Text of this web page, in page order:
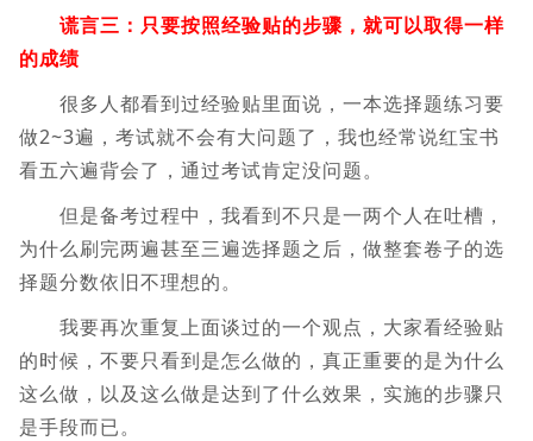
谎言三：只要按照经验贴的步骤，就可以取得一样
的成绩
很多人都看到过经验贴里面说，一本选择题练习要
做2~3遍，考试就不会有大问题了，我也经常说红宝书
看五六遍背会了，通过考试肯定没问题。
但是备考过程中，我看到不只是一两个人在吐槽，
为什么刷完两遍甚至三遍选择题之后，做整套卷子的选
择题分数依旧不理想的。
我要再次重复上面谈过的一个观点，大家看经验贴
的时候，不要只看到是怎么做的，真正重要的是为什么
这么做，以及这么做是达到了什么效果，实施的步骤只
是手段而已。